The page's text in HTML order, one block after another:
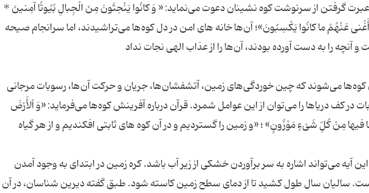
عبرت گرفتن از سرنوشت کوه نشینان دعوت می‌نماید: « وَ کانُوا یَنْحِتُونَ مِنَ الْجِبالِ بُیُوتًا آمِنینَ *
عَنْهُمْ ما کانُوا یَکْسِبُونَ»؛ آن‌ها خانه های امن در دل کوه‌ها می‌تراشیدند، اما سرانجام صیحه
می‌شوند که چین خوردگی‌های زمین، آتشفشان‌ها، جریان و حرکت آن‌ها، رسوبات مرجانی
در کف دریاها را می‌توان از این عوامل شمرد. قرآن درباره آفرینش کوه‌ها می‌فرماید: «وَ اْلأَرْضَ
فیها مِنْ کُلِّ شَیْ‌ءٍ مَوْزُونٍ» ؛ «و زمین را گستردیم و در آن کوه های ثابتی افکندیم و از هر گیاه
آیه می‌تواند اشاره به سر برآوردن خشکی از زیر آب باشد. کره زمین در ابتدای به وجود آمدن
سالیان سال طول کشید تا از دمای سطح زمین کاسته شود. طبق گفته دیرین شناسان، در آن